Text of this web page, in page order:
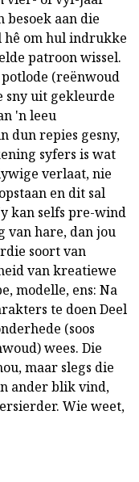
besoek aan die
om hul indrukke
patroon wissel.
(reënwoud
sny uit gekleurde
'n leeu
dun repies gesny,
syfers is wat
verlaat, nie
en dit sal
kan selfs pre-wind
van hare, dan jou
soort van
van kreatiewe
modelle, ens: Na
te doen Deel
(soos
wees. Die
maar slegs die
ander blik vind,
Wie weet,